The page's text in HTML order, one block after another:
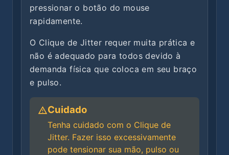
pressionar o botão do mouse
rapidamente.
O Clique de Jitter requer muita prática e
não é adequado para todos devido à
demanda física que coloca em seu braço
e pulso.
Cuidado
Tenha cuidado com o Clique de
Jitter. Fazer isso excessivamente
pode tensionar sua mão, pulso ou